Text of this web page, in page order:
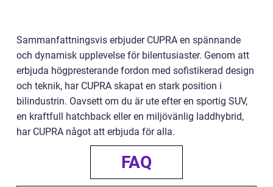
Sammanfattningsvis erbjuder CUPRA en spännande
och dynamisk upplevelse för bilentusiaster. Genom att
erbjuda högpresterande fordon med sofistikerad design
och teknik, har CUPRA skapat en stark position i
bilindustrin. Oavsett om du är ute efter en sportig SUV,
en kraftfull hatchback eller en miljövänlig laddhybrid,
har CUPRA något att erbjuda för alla.
FAQ